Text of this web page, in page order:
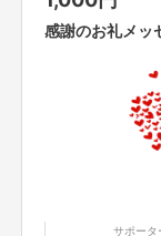
※後日メールに
す。
zoomを使用し
す。当日は電
※購入後に日程
のでご理解い
感謝のお礼メッ
サポータ